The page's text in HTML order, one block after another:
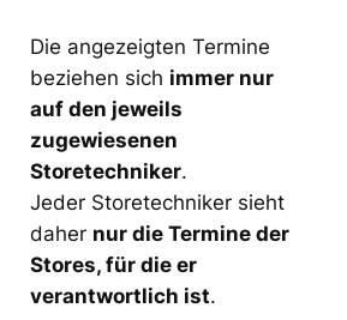
Die angezeigten Termine
beziehen sich immer nur
auf den jeweils
zugewiesenen
Storetechniker.
Jeder Storetechniker sieht
daher nur die Termine der
Stores, für die er
verantwortlich ist.